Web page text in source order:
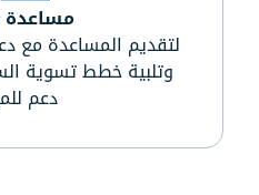
مساعدة
لتقديم المساعدة مع
وتلبية خطط تسوية
دعم